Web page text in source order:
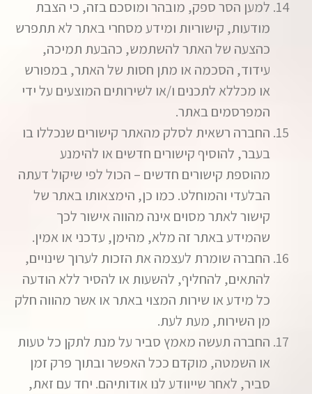
למען הסר ספק, מובהר ומוסכם בזה, כי הצבת
מודעות, קישוריות ומידע מסחרי באתר לא תתפרש
כהצעה של האתר להשתמש, כהבעת תמיכה,
עידוד, הסכמה או מתן חסות של האתר, במפורש
או מכללא לתכנים ו/או לשירותים המוצעים על ידי
המפרסמים באתר.
החברה רשאית לסלק מהאתר קישורים שנכללו בו
בעבר, להוסיף קישורים חדשים או להימנע
מהוספת קישורים חדשים – הכול לפי שיקול דעתה
הבלעדי והמוחלט. כמו כן, הימצאותו באתר של
קישור לאתר מסוים אינה מהווה אישור לכך
שהמידע באתר זה מלא, מהימן, עדכני או אמין.
החברה שומרת לעצמה את הזכות לערוך שינויים,
להתאים, להחליף, להשעות או להסיר ללא הודעה
כל מידע או שירות המצוי באתר או אשר מהווה חלק
מן השירות, מעת לעת.
החברה תעשה מאמץ סביר על מנת לתקן כל טעות
או השמטה, מוקדם ככל האפשר ובתוך פרק זמן
סביר, לאחר שייוודע לנו אודותיהם. יחד עם זאת,